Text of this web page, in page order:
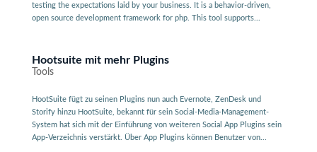
testing the expectations laid by your business. It is a behavior-driven,
open source development framework for php. This tool supports...
Hootsuite mit mehr Plugins
Tools
HootSuite fügt zu seinen Plugins nun auch Evernote, ZenDesk und
Storify hinzu HootSuite, bekannt für sein Social-Media-Management-
System hat sich mit der Einführung von weiteren Social App Plugins sein
App-Verzeichnis verstärkt. Über App Plugins können Benutzer von...